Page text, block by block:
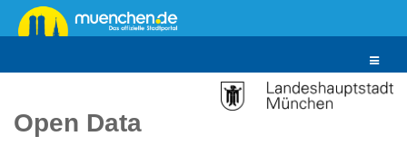
Überspringen
zum
Toggle
Open Data